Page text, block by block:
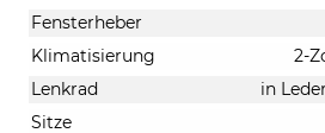
Fensterheber
Klimatisierung
2-
Lenkrad
in
Sitze